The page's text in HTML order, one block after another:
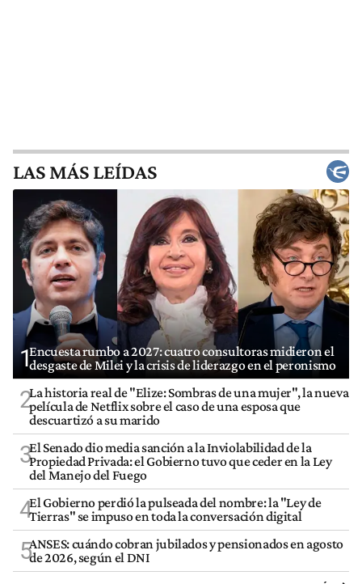
LAS MÁS LEÍDAS
1Encuesta rumbo a 2027: cuatro consultoras midieron el
desgaste de Milei y la crisis de liderazgo en el peronismo
2La historia real de "Elize: Sombras de una mujer", la nueva
película de Netflix sobre el caso de una esposa que
descuartizó a su marido
3El Senado dio media sanción a la Inviolabilidad de la
Propiedad Privada: el Gobierno tuvo que ceder en la Ley
del Manejo del Fuego
4El Gobierno perdió la pulseada del nombre: la "Ley de
Tierras" se impuso en toda la conversación digital
5ANSES: cuándo cobran jubilados y pensionados en agosto
de 2026, según el DNI